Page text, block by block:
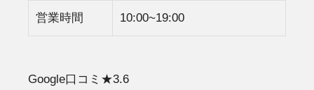
営業時間 10:00~19:00
Google口コミ★3.6